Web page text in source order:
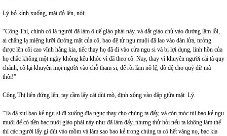
Lý bỏ kính xuống, mặt đỏ lên, nói:
“Công Thị, chính cô là người đã làm ô uế giáo phái này, và dắt giáo chủ vào đường lầm lỗi,
ai chẳng lạ miệng lưỡi đường mật của cô, bao đệ tử ngu muội đã lao vào dàn lửa, tưởng
được lên cõi cao vĩnh hằng kia, tiếc thay họ đã đi vào cửa ngu si và bị lợi dụng, linh hồn của
họ chắc không một ngày không kêu khóc vì đã theo cô. Nay, thay vì khuyên người cải tà quy
chánh, cô lại khuyên mọi người vào chỗ tham si, để rồi làm nô lệ, đồ đệ cho quỷ dữ mà
thôi!”
Công Thị liên đứng lên, tay cầm lấy cái dùi mõ, định xông vào đập giữa mặt Lý.
“Ta đã xui bao kẻ ngu si đi xuống địa ngục thay cho chúng ta đấy, và còn móc túi bao kẻ ngu
muội để có tiền bạc nuôi giáo phái này như đã làm đấy, nhưng thử hỏi nếu ta không làm thế
thì các người lấy gì đút vào mồm và làm sao bao kẻ trong chúng ta có hết vàng nọ, bạc kia